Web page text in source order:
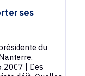
ses
du
| Des